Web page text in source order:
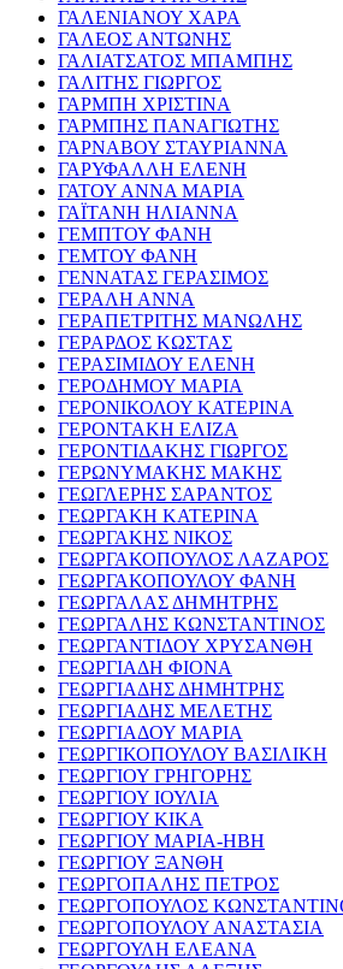
ΓΑΛΕΝΙΑΝΟΥ ΧΑΡΑ
ΓΑΛΕΟΣ ΑΝΤΩΝΗΣ
ΓΑΛΙΑΤΣΑΤΟΣ ΜΠΑΜΠΗΣ
ΓΑΛΙΤΗΣ ΓΙΩΡΓΟΣ
ΓΑΡΜΠΗ ΧΡΙΣΤΙΝΑ
ΓΑΡΜΠΗΣ ΠΑΝΑΓΙΩΤΗΣ
ΓΑΡΝΑΒΟΥ ΣΤΑΥΡΙΑΝΝΑ
ΓΑΡΥΦΑΛΛΗ ΕΛΕΝΗ
ΓΑΤΟΥ ΑΝΝΑ ΜΑΡΙΑ
ΓΑΪΤΑΝΗ ΗΛΙΑΝΝΑ
ΓΕΜΠΤΟΥ ΦΑΝΗ
ΓΕΜΤΟΥ ΦΑΝΗ
ΓΕΝΝΑΤΑΣ ΓΕΡΑΣΙΜΟΣ
ΓΕΡΑΛΗ ΑΝΝΑ
ΓΕΡΑΠΕΤΡΙΤΗΣ ΜΑΝΩΛΗΣ
ΓΕΡΑΡΔΟΣ ΚΩΣΤΑΣ
ΓΕΡΑΣΙΜΙΔΟΥ ΕΛΕΝΗ
ΓΕΡΟΔΗΜΟΥ ΜΑΡΙΑ
ΓΕΡΟΝΙΚΟΛΟΥ ΚΑΤΕΡΙΝΑ
ΓΕΡΟΝΤΑΚΗ ΕΛΙΖΑ
ΓΕΡΟΝΤΙΔΑΚΗΣ ΓΙΩΡΓΟΣ
ΓΕΡΩΝΥΜΑΚΗΣ ΜΑΚΗΣ
ΓΕΩΓΛΕΡΗΣ ΣΑΡΑΝΤΟΣ
ΓΕΩΡΓΑΚΗ ΚΑΤΕΡΙΝΑ
ΓΕΩΡΓΑΚΗΣ ΝΙΚΟΣ
ΓΕΩΡΓΑΚΟΠΟΥΛΟΣ ΛΑΖΑΡΟΣ
ΓΕΩΡΓΑΚΟΠΟΥΛΟΥ ΦΑΝΗ
ΓΕΩΡΓΑΛΑΣ ΔΗΜΗΤΡΗΣ
ΓΕΩΡΓΑΛΗΣ ΚΩΝΣΤΑΝΤΙΝΟΣ
ΓΕΩΡΓΑΝΤΙΔΟΥ ΧΡΥΣΑΝΘΗ
ΓΕΩΡΓΙΑΔΗ ΦΙΟΝΑ
ΓΕΩΡΓΙΑΔΗΣ ΔΗΜΗΤΡΗΣ
ΓΕΩΡΓΙΑΔΗΣ ΜΕΛΕΤΗΣ
ΓΕΩΡΓΙΑΔΟΥ ΜΑΡΙΑ
ΓΕΩΡΓΙΚΟΠΟΥΛΟΥ ΒΑΣΙΛΙΚΗ
ΓΕΩΡΓΙΟΥ ΓΡΗΓΟΡΗΣ
ΓΕΩΡΓΙΟΥ ΙΟΥΛΙΑ
ΓΕΩΡΓΙΟΥ ΚΙΚΑ
ΓΕΩΡΓΙΟΥ ΜΑΡΙΑ-ΗΒΗ
ΓΕΩΡΓΙΟΥ ΞΑΝΘΗ
ΓΕΩΡΓΟΠΑΛΗΣ ΠΕΤΡΟΣ
ΓΕΩΡΓΟΠΟΥΛΟΣ
ΓΕΩΡΓΟΠΟΥΛΟΥ ΑΝΑΣΤΑΣΙΑ
ΓΕΩΡΓΟΥΛΗ ΕΛΕΑΝΑ